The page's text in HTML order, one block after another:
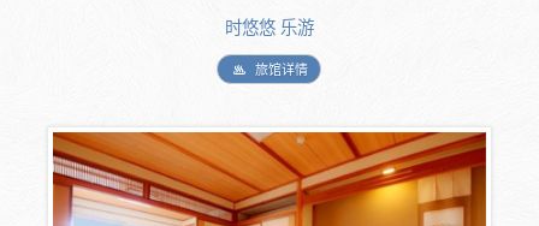
时悠悠 乐游
旅馆详情